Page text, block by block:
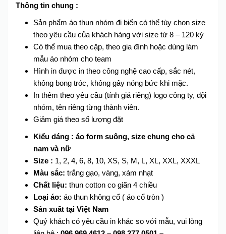
Thông tin chung :
Sản phẩm áo thun nhóm đi biển có thể tùy chọn size
theo yêu cầu của khách hàng với size từ 8 – 120 ký
Có thể mua theo cặp, theo gia đình hoặc dùng làm
mẫu áo nhóm cho team
Hình in được in theo công nghệ cao cấp, sắc nét,
không bong tróc, không gây nóng bức khi mặc.
In thêm theo yêu cầu (tính giá riêng) logo công ty, đội
nhóm, tên riêng từng thành viên.
Giảm giá theo số lượng đặt
Kiểu dáng : áo form suông, size chung cho cả
nam và nữ
Size : 1, 2, 4, 6, 8, 10, XS, S, M, L, XL, XXL, XXXL
Màu sắc: trắng gạo, vàng, xám nhạt
Chất liệu: thun cotton co giãn 4 chiều
Loại áo: áo thun không cổ ( áo cổ tròn )
Sản xuất tại Việt Nam
Quý khách có yêu cầu in khác so với mẫu, vui lòng